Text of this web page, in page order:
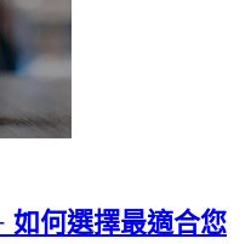
如何選擇最適合您